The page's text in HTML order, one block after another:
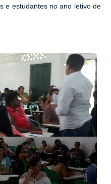
e estudantes no ano letivo de